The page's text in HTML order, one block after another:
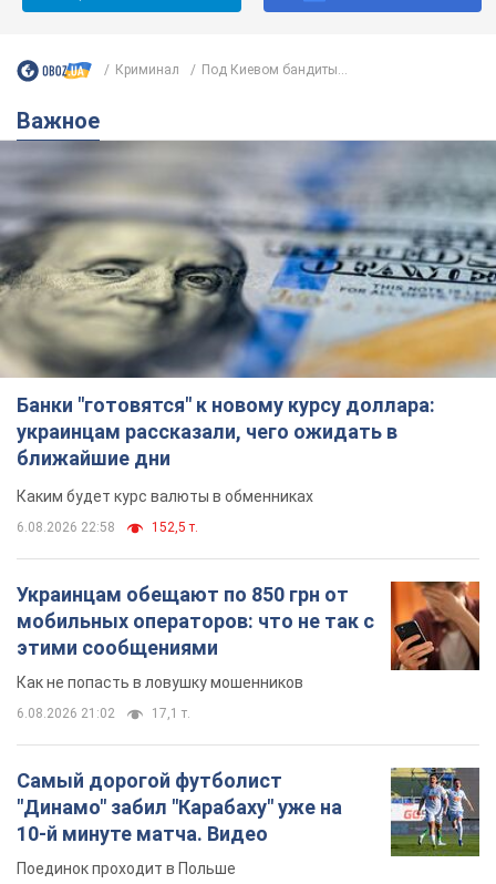
Криминал Под Киевом бандиты...
Важное
Банки "готовятся" к новому курсу доллара:
украинцам рассказали, чего ожидать в
ближайшие дни
Каким будет курс валюты в обменниках
6.08.2026 22:58 152,5 т.
Украинцам обещают по 850 грн от
мобильных операторов: что не так с
этими сообщениями
Как не попасть в ловушку мошенников
6.08.2026 21:02 17,1 т.
Самый дорогой футболист
"Динамо" забил "Карабаху" уже на
10-й минуте матча. Видео
Поединок проходит в Польше